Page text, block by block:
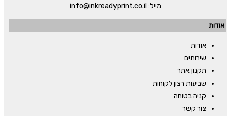
מייל: info@inkreadyprint.co.il
אודות
אודות
שירותים
תקנון אתר
שביעות רצון לקוחות
קניה בטוחה
צור קשר